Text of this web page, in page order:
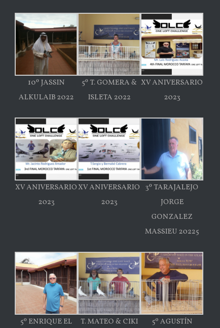
10º JASSIN
ALKULAIB 2022
5º T. GOMERA &
ISLETA 2022
XV ANIVERSARIO
2023
XV ANIVERSARIO
2023
XV ANIVERSARIO
2023
3º TARAJALEJO
JORGE
GONZALEZ
MASSIEU 20225
5º ENRIQUE EL T. MATEO & CIKI 5º AGUSTÍN